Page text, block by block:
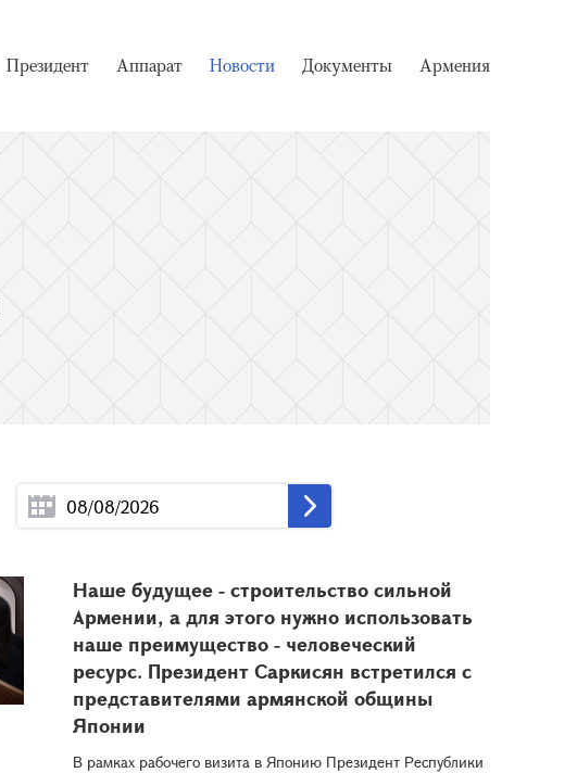
Президент Аппарат Новости Документы Армения
Наше будущее - строительство сильной
Армении, а для этого нужно использовать
наше преимущество - человеческий
ресурс. Президент Саркисян встретился с
представителями армянской общины
Японии
В рамках рабочего визита в Японию Президент Республики